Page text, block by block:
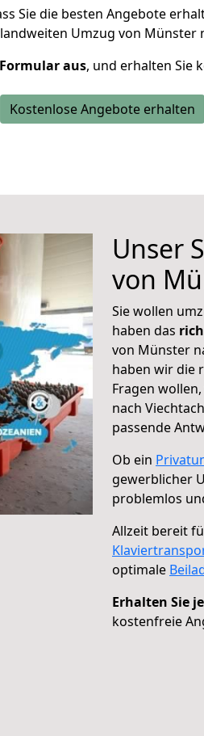
Sie die besten Angebote
Umzug von Münster
aus, und erhalten Sie
Kostenlose Angebote erhalten
Unser
von
Sie wollen
haben das
von Münster
haben wir die
Fragen wollen,
nach
passende
Ob ein
gewerblicher
problemlos
Allzeit bereit
optimale
Erhalten Sie
kostenfreie